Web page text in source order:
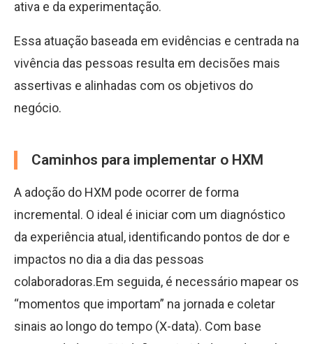
ativa e da experimentação.
Essa atuação baseada em evidências e centrada na
vivência das pessoas resulta em decisões mais
assertivas e alinhadas com os objetivos do
negócio.
Caminhos para implementar o HXM
A adoção do HXM pode ocorrer de forma
incremental. O ideal é iniciar com um diagnóstico
da experiência atual, identificando pontos de dor e
impactos no dia a dia das pessoas
colaboradoras.Em seguida, é necessário mapear os
“momentos que importam” na jornada e coletar
sinais ao longo do tempo (X-data). Com base